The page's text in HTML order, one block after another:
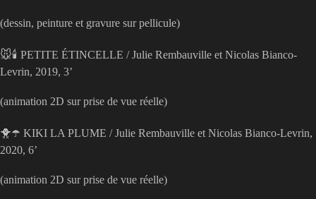
(dessin, peinture et gravure sur pellicule)
🐭🕯 PETITE ÉTINCELLE / Julie Rembauville et Nicolas Bianco-
Levrin, 2019, 3’
(animation 2D sur prise de vue réelle)
🐥☂️ KIKI LA PLUME / Julie Rembauville et Nicolas Bianco-Levrin,
2020, 6’
(animation 2D sur prise de vue réelle)